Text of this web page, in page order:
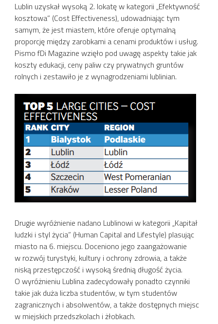
Lublin uzyskał wysoką 2. lokatę w kategorii „Efektywność
kosztowa” (Cost Effectiveness), udowadniając tym
samym, że jest miastem, które oferuje optymalną
proporcję między zarobkami a cenami produktów i usług.
Pismo fDi Magazine wzięło pod uwagę aspekty takie jak
koszty edukacji, ceny paliw czy prywatnych gruntów
rolnych i zestawiło je z wynagrodzeniami lublinian.
Drugie wyróżnienie nadano Lublinowi w kategorii „Kapitał
ludzki i styl życia” (Human Capital and Lifestyle) plasując
miasto na 6. miejscu. Doceniono jego zaangażowanie
w rozwój turystyki, kultury i ochrony zdrowia, a także
niską przestępczość i wysoką średnią długość życia.
O wyróżnieniu Lublina zadecydowały ponadto czynniki
takie jak duża liczba studentów, w tym studentów
zagranicznych i absolwentów, a także dostępnych miejsc
w miejskich przedszkolach i żłobkach.